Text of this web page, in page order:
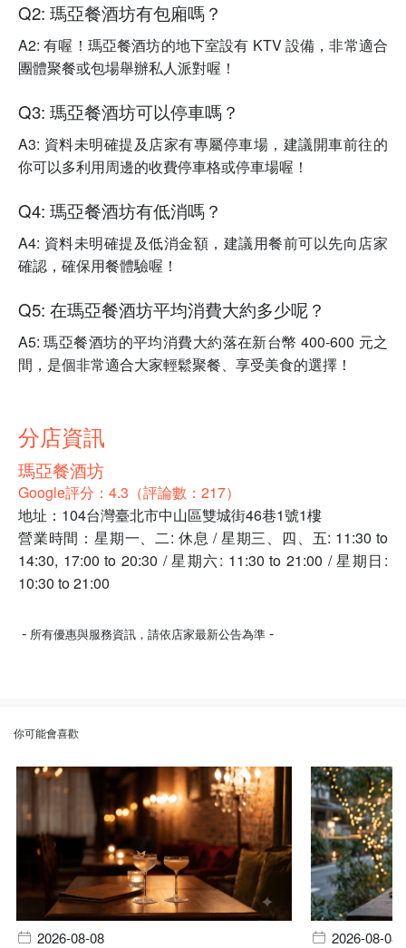
Q2: 瑪亞餐酒坊有包廂嗎？
A2: 有喔！瑪亞餐酒坊的地下室設有 KTV 設備，非常適合
團體聚餐或包場舉辦私人派對喔！
Q3: 瑪亞餐酒坊可以停車嗎？
A3: 資料未明確提及店家有專屬停車場，建議開車前往的
你可以多利用周邊的收費停車格或停車場喔！
Q4: 瑪亞餐酒坊有低消嗎？
A4: 資料未明確提及低消金額，建議用餐前可以先向店家
確認，確保用餐體驗喔！
Q5: 在瑪亞餐酒坊平均消費大約多少呢？
A5: 瑪亞餐酒坊的平均消費大約落在新台幣 400-600 元之
間，是個非常適合大家輕鬆聚餐、享受美食的選擇！
分店資訊
瑪亞餐酒坊
Google評分：4.3（評論數：217）
地址：104台灣臺北市中山區雙城街46巷1號1樓
營業時間：星期一、二: 休息 / 星期三、四、五: 11:30 to
14:30, 17:00 to 20:30 / 星期六: 11:30 to 21:00 / 星期日:
10:30 to 21:00
- 所有優惠與服務資訊，請依店家最新公告為準 -
你可能會喜歡
2026-08-08 2026-08-08